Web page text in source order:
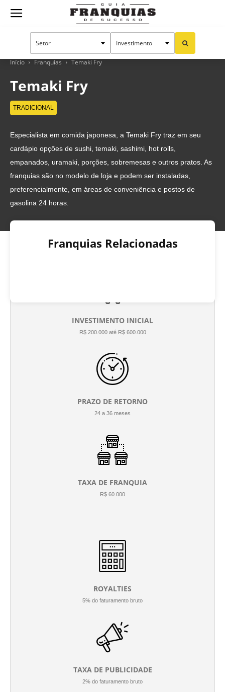
Guia
Franquias
Sucesso
Início Franquias Temaki Fry
Temaki Fry
TRADICIONAL
Especialista em comida japonesa, a Temaki Fry traz em seu
cardápio opções de sushi, temaki, sashimi, hot rolls,
empanados, uramaki, porções, sobremesas e outros pratos. As
franquias são no modelo de loja e podem ser instaladas,
preferencialmente, em áreas de conveniência e postos de
gasolina 24 horas.
Franquias Relacionadas
INVESTIMENTO INICIAL
R$ 200.000 até R$ 600.000
PRAZO DE RETORNO
24 a 36 meses
TAXA DE FRANQUIA
R$ 60.000
ROYALTIES
5% do faturamento bruto
TAXA DE PUBLICIDADE
2% do faturamento bruto